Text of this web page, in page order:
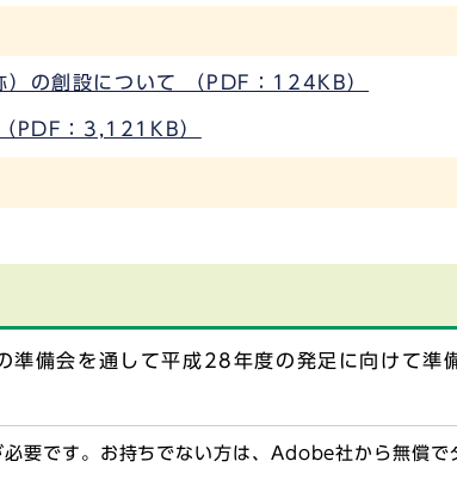
）の創設について （PDF：124KB）
PDF：3,121KB）
備会を通して平成28年度の発足に向けて準
です。お持ちでない方は、Adobe社から無償で